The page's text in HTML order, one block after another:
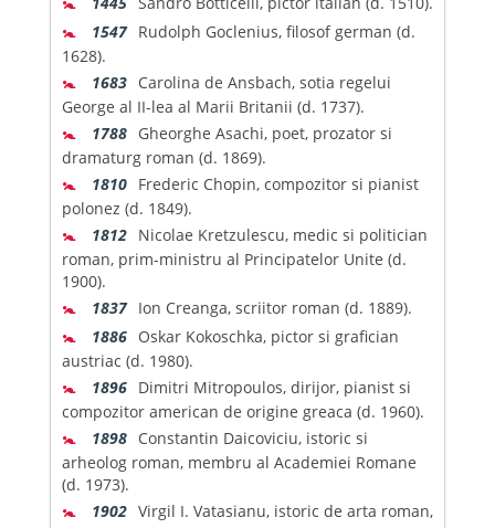
🚼 1547 Rudolph Goclenius, filosof german (d.
1628).
🚼 1683 Carolina de Ansbach, sotia regelui
George al II-lea al Marii Britanii (d. 1737).
🚼 1788 Gheorghe Asachi, poet, prozator si
dramaturg roman (d. 1869).
🚼 1810 Frederic Chopin, compozitor si pianist
polonez (d. 1849).
🚼 1812 Nicolae Kretzulescu, medic si politician
roman, prim-ministru al Principatelor Unite (d.
1900).
🚼 1837 Ion Creanga, scriitor roman (d. 1889).
🚼 1886 Oskar Kokoschka, pictor si grafician
austriac (d. 1980).
🚼 1896 Dimitri Mitropoulos, dirijor, pianist si
compozitor american de origine greaca (d. 1960).
🚼 1898 Constantin Daicoviciu, istoric si
arheolog roman, membru al Academiei Romane
(d. 1973).
🚼 1902 Virgil I. Vatasianu, istoric de arta roman,